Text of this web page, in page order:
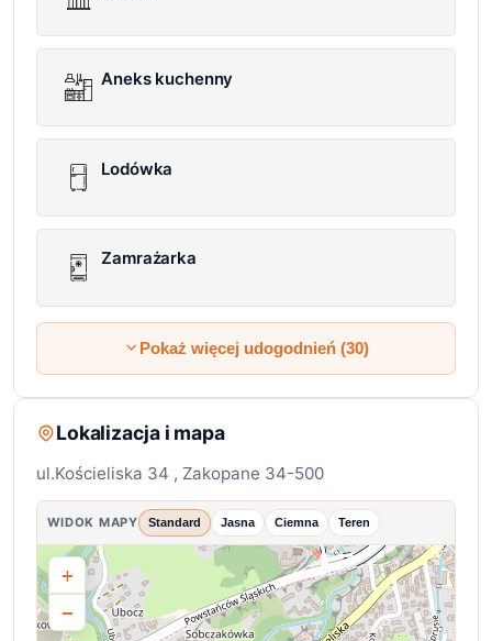
Lokalizacja i mapa
ul.Kościeliska 34 , Zakopane 34-500
WIDOK MAPY Standard Jasna Ciemna Teren
+
−
Aneks kuchenny
Lodówka
Zamrażarka
Pokaż więcej udogodnień (30)